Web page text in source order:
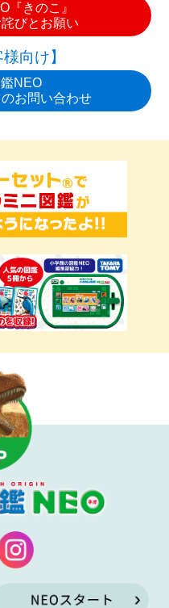
『きのこ』
びとお願い
向け】
NEO
お問い合わせ